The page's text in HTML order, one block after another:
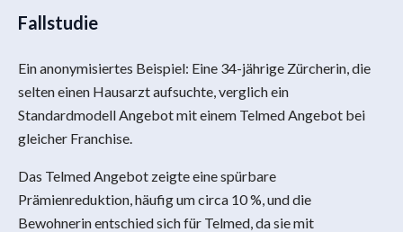
Fallstudie
Ein anonymisiertes Beispiel: Eine 34-jährige Zürcherin, die
selten einen Hausarzt aufsuchte, verglich ein
Standardmodell Angebot mit einem Telmed Angebot bei
gleicher Franchise.
Das Telmed Angebot zeigte eine spürbare
Prämienreduktion, häufig um circa 10 %, und die
Bewohnerin entschied sich für Telmed, da sie mit